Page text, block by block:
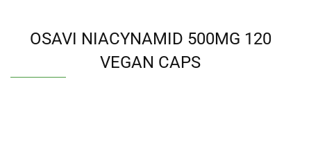
OSAVI NIACYNAMID 500MG 120
VEGAN CAPS